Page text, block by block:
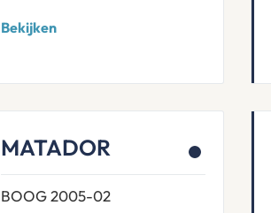
Bekijken
MATADOR
BOOG 2005-02